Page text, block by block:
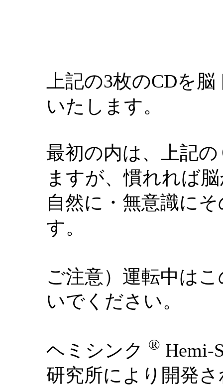
上記の3枚のCDを
いたします。
最初の内は、上記
ますが、慣れれば
自然に・無意識に
す。
ご注意）運転中は
いでください。
ヘミシンク ® Hemi-
研究所により開発